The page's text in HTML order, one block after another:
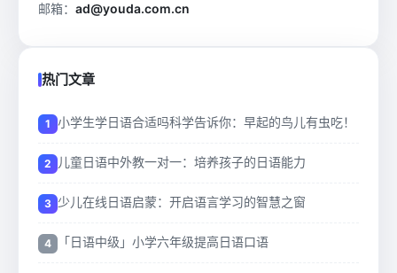
邮箱： ad@youda.com.cn
热门文章
小学生学日语合适吗科学告诉你：早起的鸟儿有虫吃！
儿童日语中外教一对一：培养孩子的日语能力
少儿在线日语启蒙：开启语言学习的智慧之窗
「日语中级」小学六年级提高日语口语